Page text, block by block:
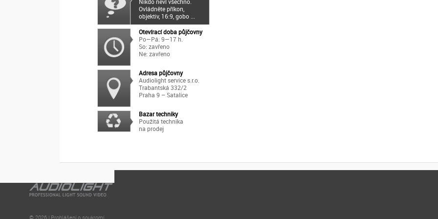
Ovládněte příkon,
objektiv, 16:9, gobo ...
Otevírací doba půjčovny
Po—Pá: 9—17 h.
So: zavřeno
Ne: zavřeno
Adresa půjčovny
Audiolight service s.r.o.
Trabantská 332/2
Praha 9 – Satalice
Bazar techniky
Použitá technika
na prodej
© 2026 | Prohlášení o soukromí